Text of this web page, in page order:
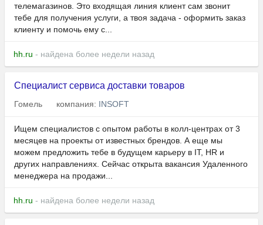
телемагазинов. Это входящая линия клиент сам звонит
тебе для получения услуги, а твоя задача - оформить заказ
клиенту и помочь ему с...
hh.ru - найдена более недели назад
Специалист сервиса доставки товаров
Гомель компания: INSOFT
Ищем специалистов с опытом работы в колл-центрах от 3
месяцев на проекты от известных брендов. А еще мы
можем предложить тебе в будущем карьеру в IT, HR и
других направлениях. Сейчас открыта вакансия Удаленного
менеджера на продажи...
hh.ru - найдена более недели назад